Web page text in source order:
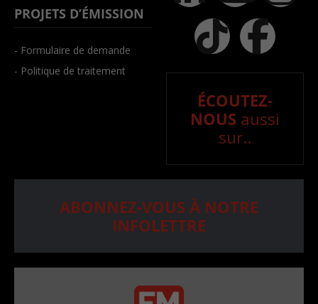
PROJETS D’ÉMISSION
- Formulaire de demande
- Politique de traitement
ÉCOUTEZ-
NOUS aussi
sur..
ABONNEZ-VOUS À NOTRE
INFOLETTRE